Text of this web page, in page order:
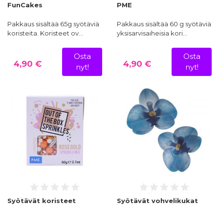
FunCakes
Pakkaus sisältää 65g syötäviä
koristeita. Koristeet ov…
4,90 €
Osta
nyt!
PME
Pakkaus sisältää 60 g syötäviä
yksisarvisaiheisia kori…
4,90 €
Osta
nyt!
Syötävät koristeet
Syötävät vohvelikukat